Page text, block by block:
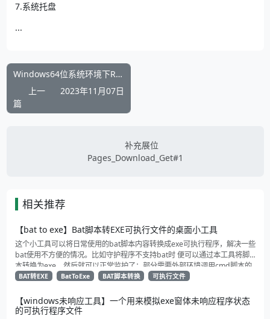
7.系统托盘
...
Windows64位系统环境下Redis版本3.0.504的安装包百度网盘下载
上一
篇
2023年11月07日
补充展位
Pages_Download_Get#1
相关推荐
【bat to exe】Bat脚本转EXE可执行文件的桌面小工具
这个小工具可以将日常使用的bat脚本内容转换成exe可执行程序，解决一些
bat使用不方便的情况。比如守护程序不支持bat时 便可以通过本工具将脚
本转换为exe，然后就可以正常监护了；部分需要外部环境调用cmd脚本的
可能会有点问题（比如nodejs、node-red相关进程）
BAT转EXE BatToExe BAT脚本转换 可执行文件
【windows未响应工具】一个用来模拟exe窗体未响应程序状态
的可执行程序文件